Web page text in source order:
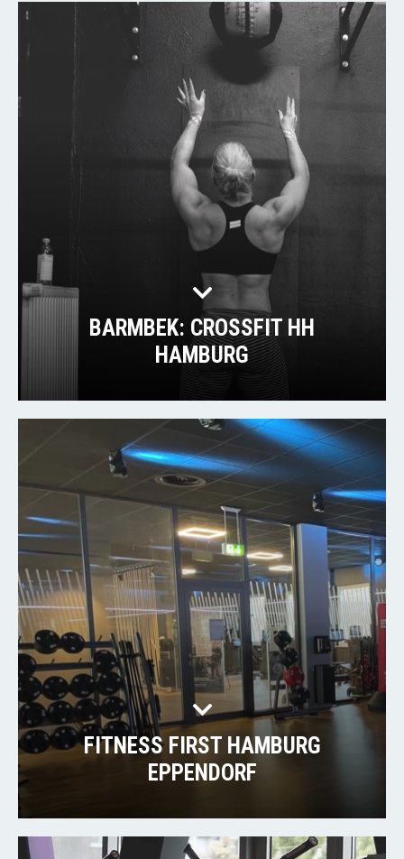
BARMBEK: CROSSFIT HH
HAMBURG
FITNESS FIRST HAMBURG
EPPENDORF